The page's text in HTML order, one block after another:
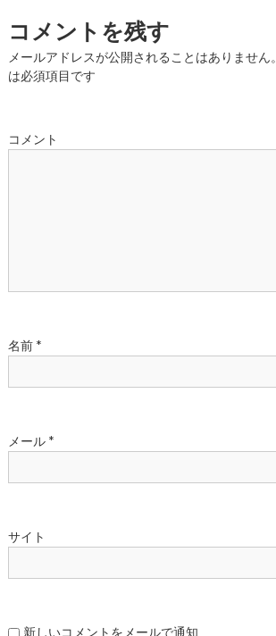
ナ
ビ
ー
コメントを残す
メールアドレスが公開されることはありません。
は必須項目です
コメント
名前 *
メール *
サイト
新しいコメントをメールで通知